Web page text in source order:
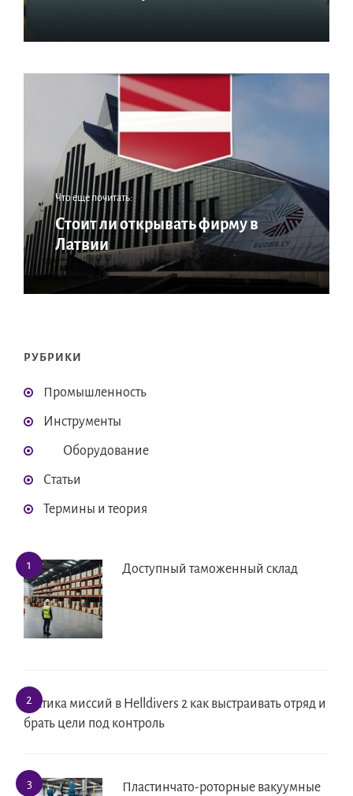
Что еще почитать:
Стоит ли открывать фирму в
Латвии
РУБРИКИ
Промышленность
Инструменты
Оборудование
Статьи
Термины и теория
Доступный таможенный склад
Тактика миссий в Helldivers 2 как выстраивать отряд и
брать цели под контроль
Пластинчато-роторные вакуумные